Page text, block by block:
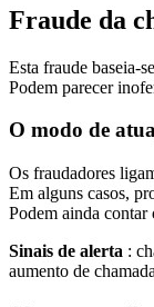
Fraude da
Esta fraude baseia-
Podem parecer
O modo de
Os fraudadores
Em alguns casos,
Podem ainda contar
Sinais de alerta :
aumento de